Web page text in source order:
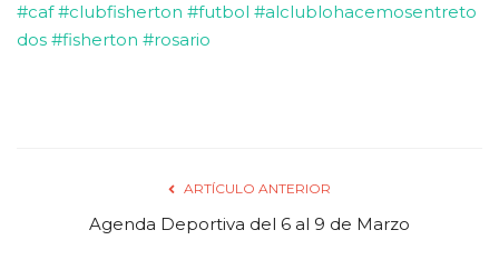
#caf #clubfisherton #futbol #alclublohacemosentreto
dos #fisherton #rosario
ARTÍCULO ANTERIOR
Agenda Deportiva del 6 al 9 de Marzo